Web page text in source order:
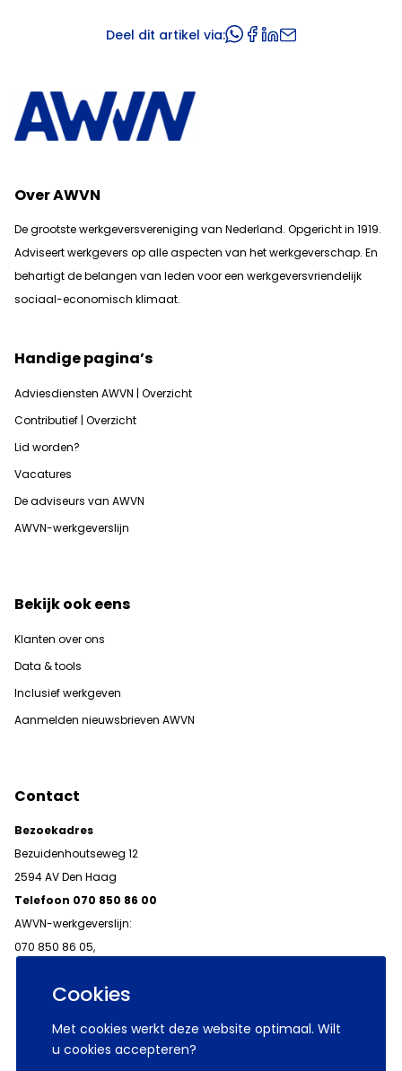
Cookies
Met cookies werkt deze website optimaal. Wilt
u cookies accepteren?
Deel dit artikel via:
Over AWVN
De grootste werkgeversvereniging van Nederland. Opgericht in 1919.
Adviseert werkgevers op alle aspecten van het werkgeverschap. En
behartigt de belangen van leden voor een werkgeversvriendelijk
sociaal-economisch klimaat.
Handige pagina’s
Adviesdiensten AWVN | Overzicht
Contributief | Overzicht
Lid worden?
Vacatures
De adviseurs van AWVN
AWVN-werkgeverslijn
Bekijk ook eens
Klanten over ons
Data & tools
Inclusief werkgeven
Aanmelden nieuwsbrieven AWVN
Contact
Bezoekadres
Bezuidenhoutseweg 12
2594 AV Den Haag
Telefoon 070 850 86 00
AWVN-werkgeverslijn:
070 850 86 05,
© 2026 AWVN